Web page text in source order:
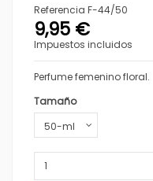
Referencia F-44/50
9,95 €
Impuestos incluidos
Perfume femenino floral.
Tamaño